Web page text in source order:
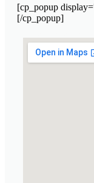
[cp_popup
[/cp_popup]